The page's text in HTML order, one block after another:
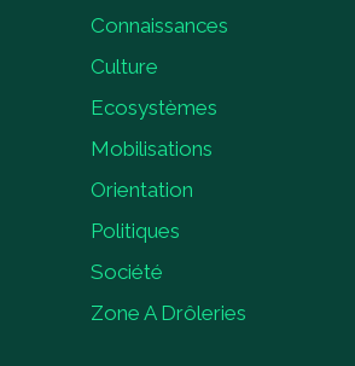
Connaissances
Culture
Ecosystèmes
Mobilisations
Orientation
Politiques
Société
Zone A Drôleries